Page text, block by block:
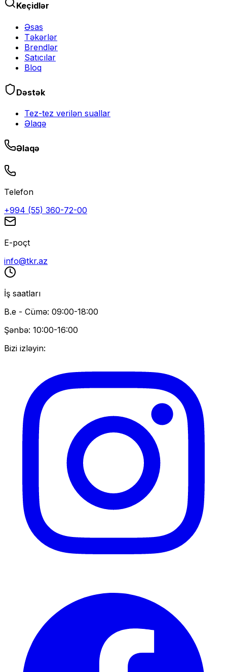
Keçidlər
Əsas
Təkərlər
Brendlər
Satıcılar
Bloq
Dəstək
Tez-tez verilən suallar
Əlaqə
Əlaqə
Telefon
+994 (55) 360-72-00
E-poçt
info@tkr.az
İş saatları
B.e - Cümə: 09:00-18:00
Şənbə: 10:00-16:00
Bizi izləyin: